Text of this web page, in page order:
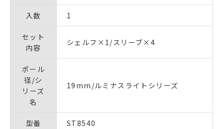
入数 1
セット
内容
シェルフ×1/スリーブ×4
ポール
径/シ
リーズ
名
19mm/ルミナスライトシリーズ
型番 ST8540